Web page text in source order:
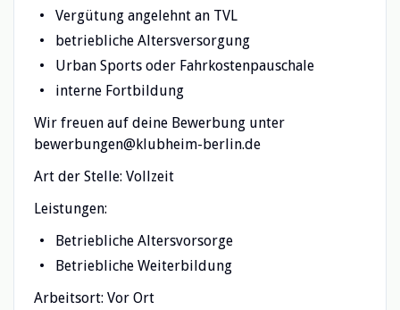
Vergütung angelehnt an TVL
betriebliche Altersversorgung
Urban Sports oder Fahrkostenpauschale
interne Fortbildung
Wir freuen auf deine Bewerbung unter
bewerbungen@klubheim-berlin.de
Art der Stelle: Vollzeit
Leistungen:
Betriebliche Altersvorsorge
Betriebliche Weiterbildung
Arbeitsort: Vor Ort